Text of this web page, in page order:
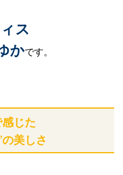
ス
かです。
じた
美しさ